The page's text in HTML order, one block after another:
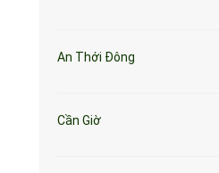
An Thới Đông
Cần Giờ